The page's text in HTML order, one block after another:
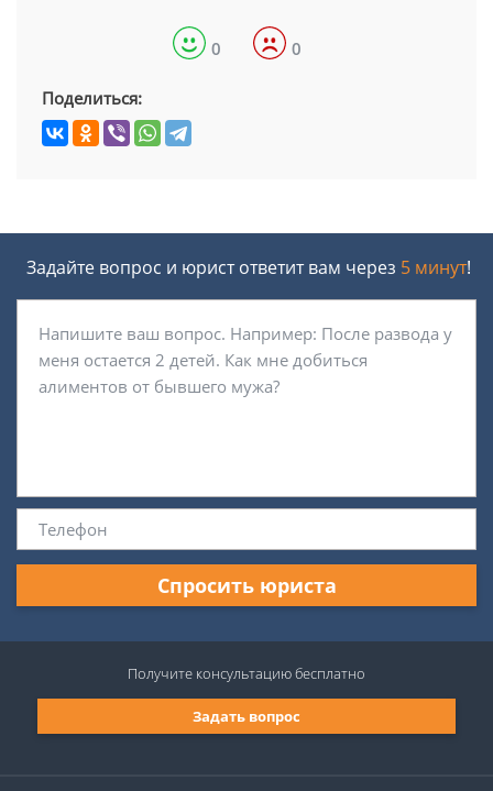
0 0
Поделиться:
Задайте вопрос и юрист ответит вам через 5 минут!
Спросить юриста
Задать вопрос
Получите консультациюбесплатно